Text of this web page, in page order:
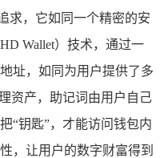
求，它如同一个精密的安
Wallet）技术，通过一
址，如同为用户提供了多
资产，助记词由用户自己
“钥匙”，才能访问钱包内
，让用户的数字财富得到